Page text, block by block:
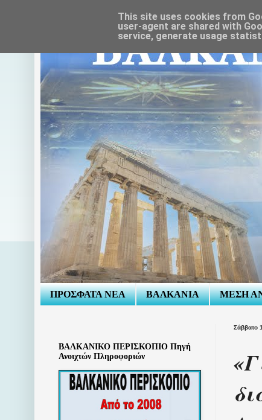
ΠΡΟΣΦΑΤΑ ΝΕΑ ΒΑΛΚΑΝΙΑ ΜΕΣΗ
Σάββατο
ΒΑΛΚΑΝΙΚΟ ΠΕΡΙΣΚΟΠΙΟ Πηγή
Ανοιχτών Πληροφοριών
This site uses cookies from
user-agent are shared with
service, generate usage